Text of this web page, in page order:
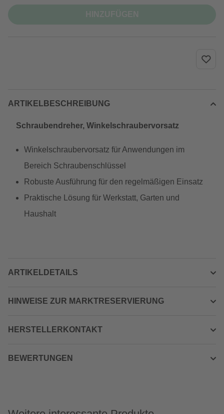
ARTIKELBESCHREIBUNG
Schraubendreher, Winkelschraubervorsatz
Winkelschraubervorsatz für Anwendungen im
Bereich Schraubenschlüssel
Robuste Ausführung für den regelmäßigen Einsatz
Praktische Lösung für Werkstatt, Garten und
Haushalt
ARTIKELDETAILS
HINWEISE ZUR MARKTRESERVIERUNG
HERSTELLERKONTAKT
BEWERTUNGEN